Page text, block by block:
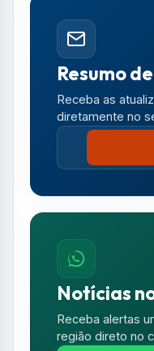
Resumo
Receba as
diretamente no
Notícias
Receba alertas
região direto no